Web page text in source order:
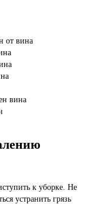
от вина
вина
к уборке. Не
устранить грязь